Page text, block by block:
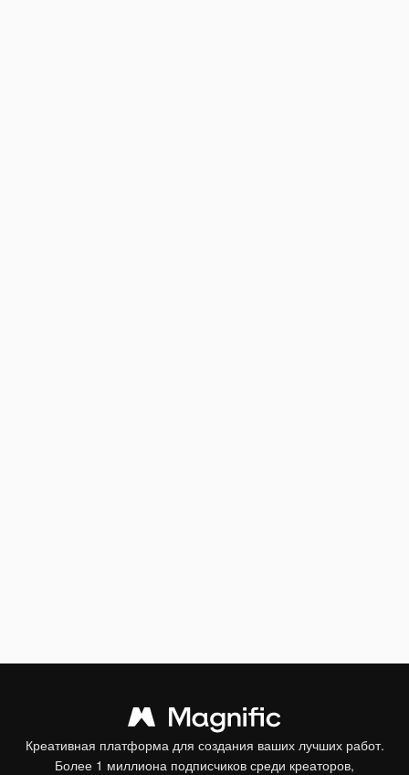
Креативная платформа для создания ваших лучших работ.
Более 1 миллиона подписчиков среди креаторов,